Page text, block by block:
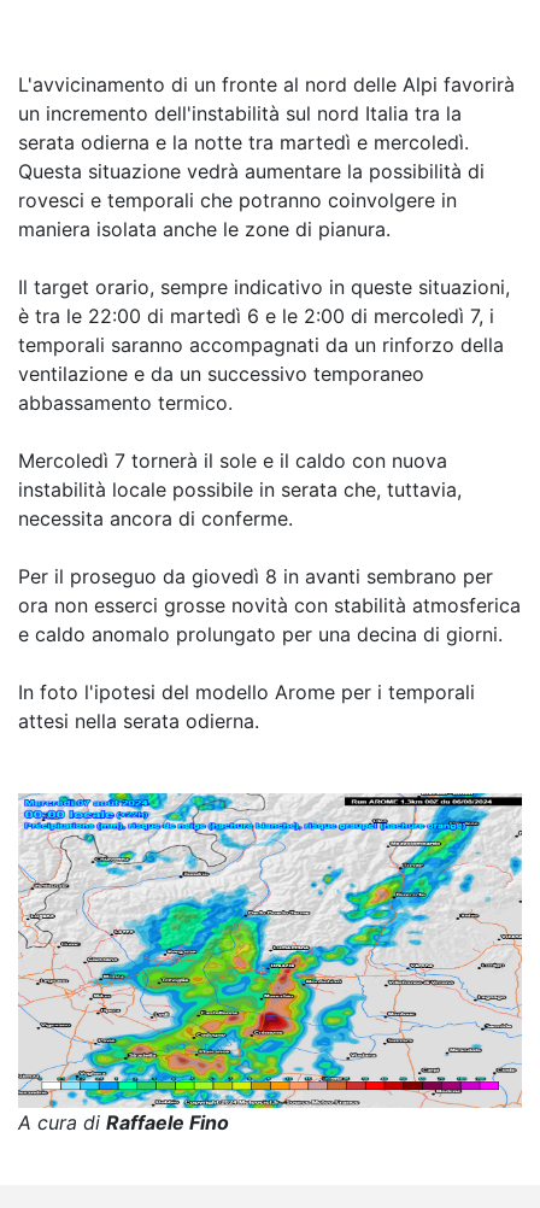
L'avvicinamento di un fronte al nord delle Alpi favorirà
un incremento dell'instabilità sul nord Italia tra la
serata odierna e la notte tra martedì e mercoledì.
Questa situazione vedrà aumentare la possibilità di
rovesci e temporali che potranno coinvolgere in
maniera isolata anche le zone di pianura.
Il target orario, sempre indicativo in queste situazioni,
è tra le 22:00 di martedì 6 e le 2:00 di mercoledì 7, i
temporali saranno accompagnati da un rinforzo della
ventilazione e da un successivo temporaneo
abbassamento termico.
Mercoledì 7 tornerà il sole e il caldo con nuova
instabilità locale possibile in serata che, tuttavia,
necessita ancora di conferme.
Per il proseguo da giovedì 8 in avanti sembrano per
ora non esserci grosse novità con stabilità atmosferica
e caldo anomalo prolungato per una decina di giorni.
In foto l'ipotesi del modello Arome per i temporali
attesi nella serata odierna.
A cura di Raffaele Fino